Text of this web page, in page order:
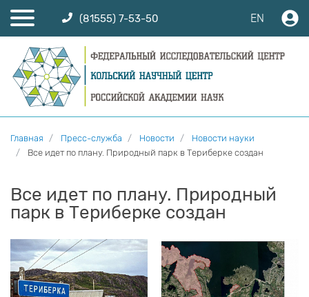
(81555) 7-53-50 EN
Главная Пресс-служба Новости
Новости науки
Все идет по плану. Природный парк в Териберке создан
Все идет по плану. Природный
парк в Териберке создан